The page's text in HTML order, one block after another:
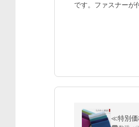
です。ファスナーが
≪特別価